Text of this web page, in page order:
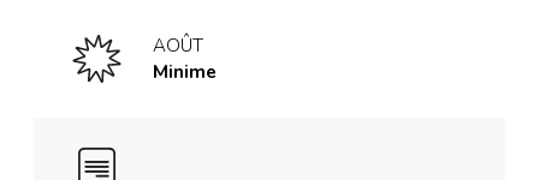
AOÛT
Minime